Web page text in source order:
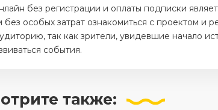
без регистрации и оплаты подписки
особых затрат ознакомиться с проектом и
так как зрители, увидевшие начало
события.
также: